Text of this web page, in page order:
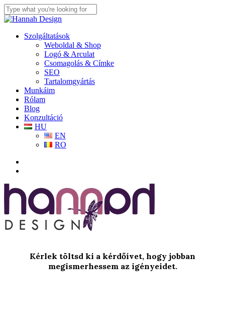
Skip
to
content
Close
search
Menu
Szolgáltatások
Weboldal & Shop
Logó & Arculat
Csomagolás & Címke
SEO
Tartalomgyártás
Munkáim
Rólam
Blog
Konzultáció
HU
EN
RO
Kérlek töltsd ki a kérdőívet, hogy jobban
megismerhessem az igényeidet.